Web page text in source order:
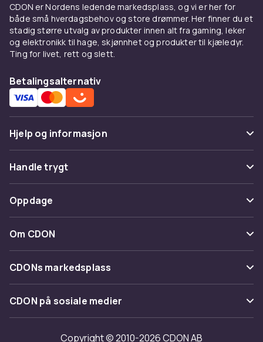
CDON er Nordens ledende markedsplass, og vi er her for
både små hverdagsbehov og store drømmer. Her finner du et
stadig større utvalg av produkter innen alt fra gaming, leker
og elektronikk til hage, skjønnhet og produkter til kjæledyr.
Ting for livet, rett og slett.
Betalingsalternativ
Hjelp og informasjon
Vanlige spørsmål
Spor pakke
Angre & returner her
Kontakt oss
Handle trygt
Betaling
Levering
Tilbakekallinger
Oppdage
Kategorier
Varemerker
Om CDON
Om oss
Kundeanmeldelser
Jobbe på CDON
Investor relations
CDONs markedsplass
Merchant Help Center
CDON på sosiale medier
Copyright © 2010-2026 CDON AB